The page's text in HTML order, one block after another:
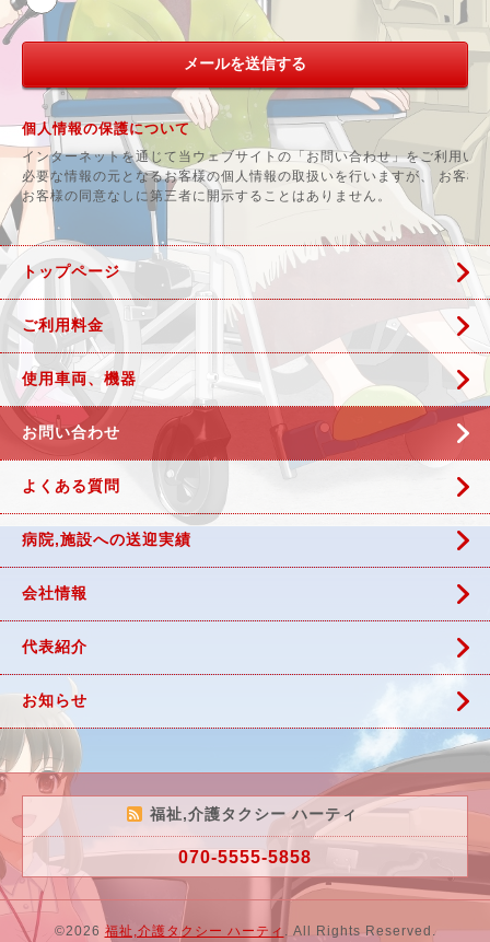
個人情報の保護について
インターネットを通じて当ウェブサイトの「お問い合わせ」をご利用い
必要な情報の元となるお客様の個人情報の取扱いを行いますが、 お客様
お客様の同意なしに第三者に開示することはありません。
トップページ
ご利用料金
使用車両、機器
お問い合わせ
よくある質問
病院,施設への送迎実績
会社情報
代表紹介
お知らせ
福祉,介護タクシー ハーティ
070-5555-5858
©2026 福祉,介護タクシー ハーティ . All Rights Reserved.